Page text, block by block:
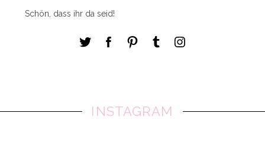
Schön, dass ihr da seid!
INSTAGRAM